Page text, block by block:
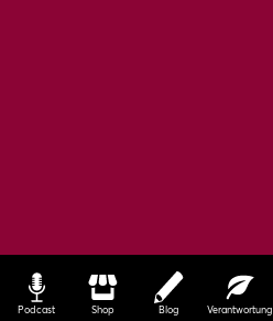
Podcast Shop Blog Verantwortung